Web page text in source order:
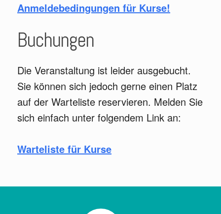
Anmeldebedingungen für Kurse!
Buchungen
Die Veranstaltung ist leider ausgebucht.
Sie können sich jedoch gerne einen Platz
auf der Warteliste reservieren. Melden Sie
sich einfach unter folgendem Link an:
Warteliste für Kurse